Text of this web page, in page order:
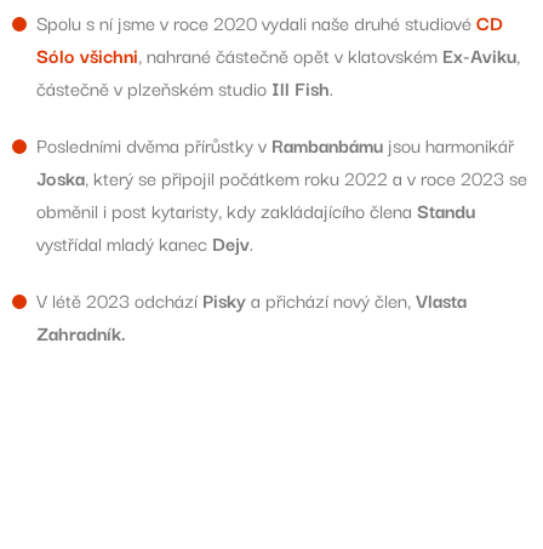
Spolu s ní jsme v roce 2020 vydali naše druhé studiovéCD
Sólo všichni, nahrané částečně opět v klatovském Ex-Aviku,
částečně v plzeňském studio Ill Fish.
Posledními dvěma přírůstky v Rambanbámu jsou harmonikář
Joska, který se připojil počátkem roku 2022 a v roce 2023 se
obměnil i post kytaristy, kdy zakládajícího člena Standu
vystřídal mladý kanec Dejv.
V létě 2023 odchází Piskya přichází nový člen,Vlasta
Zahradník.